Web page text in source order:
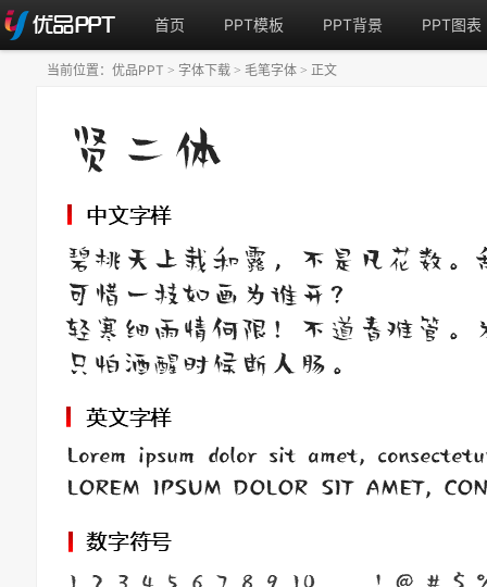
首页 PPT模板 PPT背景 PPT图表
当前位置： 优品PPT > 字体下载 > 毛笔字体 > 正文